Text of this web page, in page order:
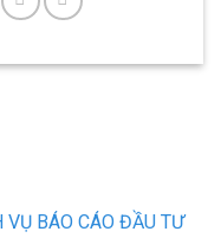
VỤ BÁO CÁO ĐẦU TƯ